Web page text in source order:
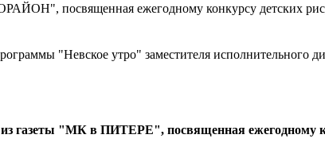
посвященная ежегодному конкурсу детских
"Невское утро" заместителя исполнительного
газеты "МК в ПИТЕРЕ", посвященная ежегодному